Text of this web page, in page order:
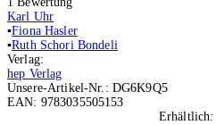
Karl Uhr
▪Fiona Hasler
▪Ruth Schori Bondeli
Verlag:
hep Verlag
Unsere-Artikel-Nr.: DG6K9Q5
EAN: 9783035505153
Erhältlich: